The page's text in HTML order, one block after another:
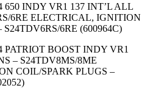
650 INDY VR1 137 INT’L ALL
6RE ELECTRICAL, IGNITION
6RE (600964C)
PATRIOT BOOST INDY VR1
– S24TDV8MS/8ME
COIL/SPARK PLUGS –